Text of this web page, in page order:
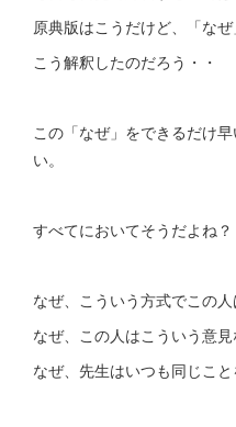
原典版はこうだけど、「な
こう解釈したのだろう・・
この「なぜ」をできるだけ
い。
すべてにおいてそうだよね？
なぜ、こういう方式でこの
なぜ、この人はこういう意
なぜ、先生はいつも同じこ